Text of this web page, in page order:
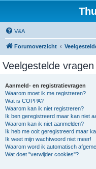
V&A
Forumoverzicht
Veelgestelde vragen
Aanmeld- en registratievragen
Waarom moet ik me registreren?
Wat is COPPA?
Waarom kan ik niet registreren?
Ik ben geregistreerd maar kan niet
Waarom kan ik niet aanmelden?
Ik heb me ooit geregistreerd maar
Ik weet mijn wachtwoord niet meer!
Waarom word ik automatisch
Wat doet "verwijder cookies"?